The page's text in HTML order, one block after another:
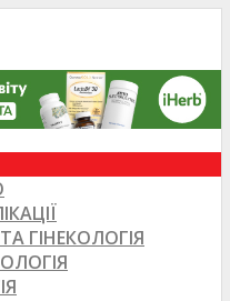
ГІНЕКОЛОГІЯ